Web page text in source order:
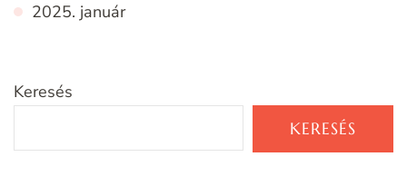
2025. január
Keresés
KERESÉS